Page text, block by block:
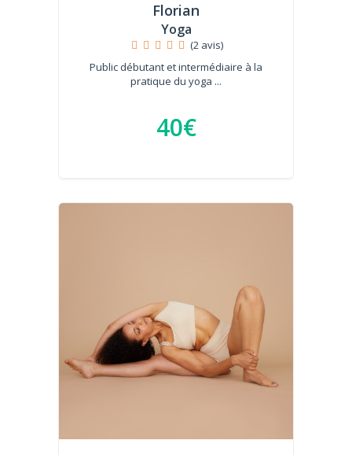
Florian
Yoga
(2 avis)
Public débutant et intermédiaire à la
pratique du yoga ...
40€